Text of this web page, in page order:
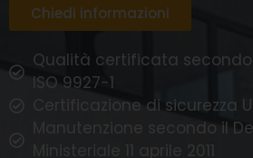
Chiedi informazioni
Qualità certificata secondo
ISO 9927-1
Certificazione di sicurezza
Manutenzione secondo il
Ministeriale 11 aprile 2011